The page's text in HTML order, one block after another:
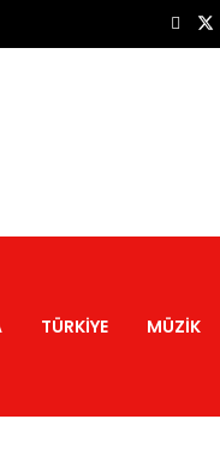
TÜRKIYE MÜZIK